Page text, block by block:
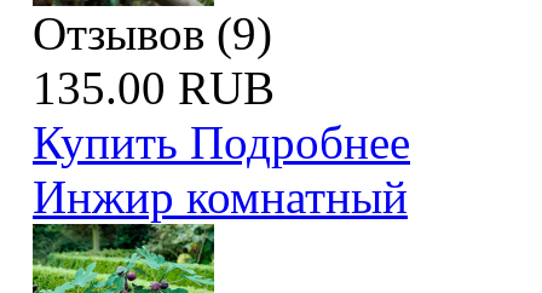
Отзывов (9)
135.00 RUB
Купить Подробнее
Инжир комнатный